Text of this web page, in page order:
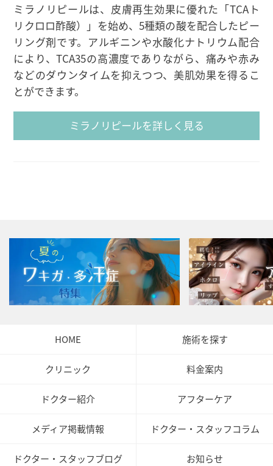
ミラノリピールは、皮膚再生効果に優れた「TCAト
リクロロ酢酸）」を始め、5種類の酸を配合したピー
リング剤です。アルギニンや水酸化ナトリウム配合
により、TCA35の高濃度でありながら、痛みや赤み
などのダウンタイムを抑えつつ、美肌効果を得るこ
とができます。
ミラノリピールを詳しく見る
HOME 施術を探す
クリニック 料金案内
ドクター紹介 アフターケア
メディア掲載情報 ドクター・スタッフコラム
ドクター・スタッフブログ お知らせ